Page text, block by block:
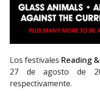
Los festivales Reading
27 de agosto de
respectivamente.